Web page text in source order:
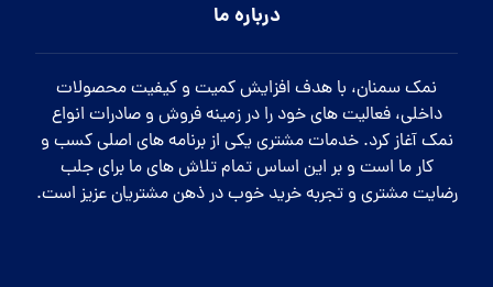
درباره ما
نمک سمنان، با هدف افزایش کمیت و کیفیت محصولات
داخلی، فعالیت های خود را در زمینه فروش و صادرات انواع
نمک آغاز کرد. خدمات مشتری یکی از برنامه های اصلی کسب و
کار ما است و بر این اساس تمام تلاش های ما برای جلب
رضایت مشتری و تجربه خرید خوب در ذهن مشتریان عزیز است.